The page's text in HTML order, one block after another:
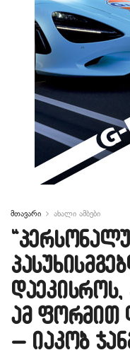
მთავარი ახალი ამბები
დაეკისროს,
ამ ფორმით
– იაკობ